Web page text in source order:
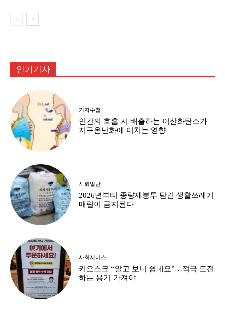
인기기사
기자수첩
인간의 호흡 시 배출하는 이산화탄소가
지구온난화에 미치는 영향
사회일반
2026년부터 종량제봉투 담긴 생활쓰레기
매립이 금지된다
사회서비스
키오스크 “알고 보니 쉽네요”…적극 도전
하는 용기 가져야